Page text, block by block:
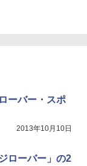
ーバー・スポ
2013年10月10日
ローバー」の2